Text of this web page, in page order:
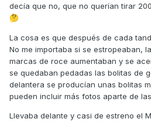
decía que no, que no querían tirar
🤔
La cosa es que después de cada
No me importaba si se estropeaban,
marcas de roce aumentaban y se
se quedaban pedadas las bolitas de
delantera se producían unas bolitas
pueden incluir más fotos aparte de
Llevaba delante y casi de estreno el